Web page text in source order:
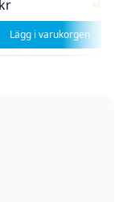
förI
Lägg i varukorgen
, Motorola Moto